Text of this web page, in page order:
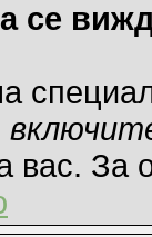
се
вас. За